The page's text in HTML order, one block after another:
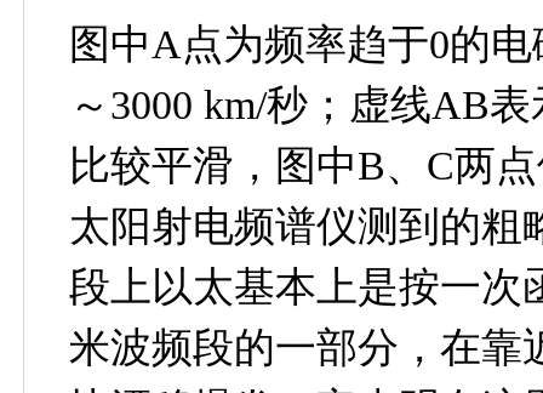
图中A点为频率趋于0的
～3000 km/秒；虚线AB
比较平滑，图中B、C两
太阳射电频谱仪测到的粗
段上以太基本上是按一次
米波频段的一部分，在靠